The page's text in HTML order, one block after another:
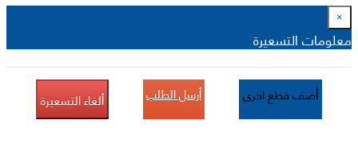
×
معلومات التسعيرة
أضف قطع اخرى أرسل الطلب ألغاء التسعيرة